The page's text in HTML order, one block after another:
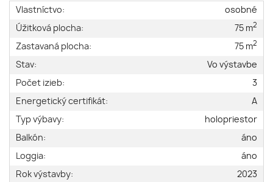
Vlastníctvo:
osobné
Úžitková plocha:
75 m2
Zastavaná plocha: 75 m2
Stav:
Vo výstavbe
Počet izieb:
3
Energetický certifikát:
A
Typ výbavy:
holopriestor
Balkón:
áno
Loggia:
áno
Rok výstavby:
2023